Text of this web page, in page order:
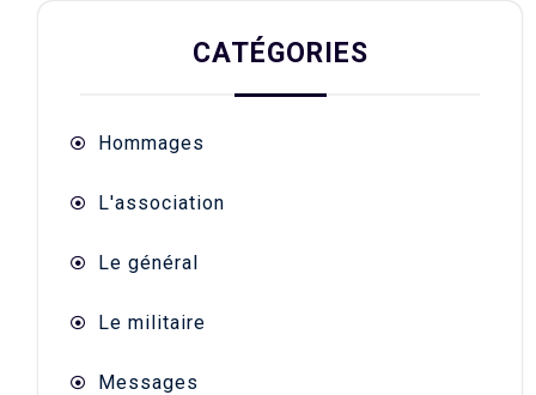
CATÉGORIES
Hommages
L'association
Le général
Le militaire
Messages